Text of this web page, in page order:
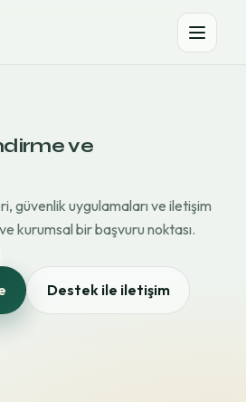
ve
güvenlik uygulamaları ve iletişim
kurumsal bir başvuru noktası.
Destek ile iletişim